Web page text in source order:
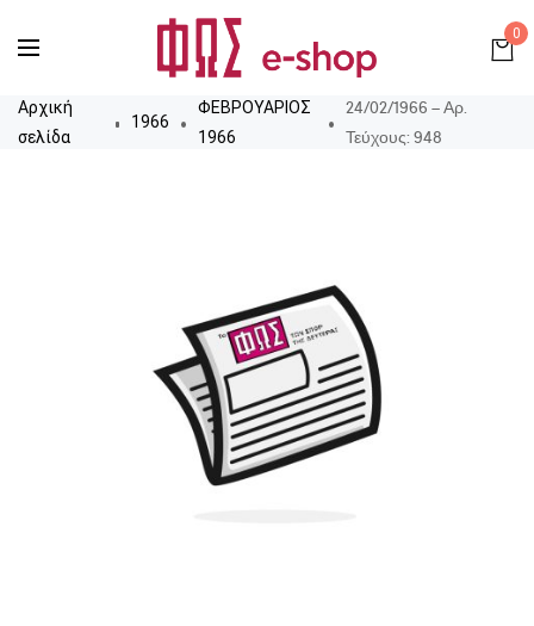
0
Αρχική
σελίδα
1966
ΦΕΒΡΟΥΑΡΙΟΣ
1966
24/02/1966 – Αρ.
Τεύχους: 948